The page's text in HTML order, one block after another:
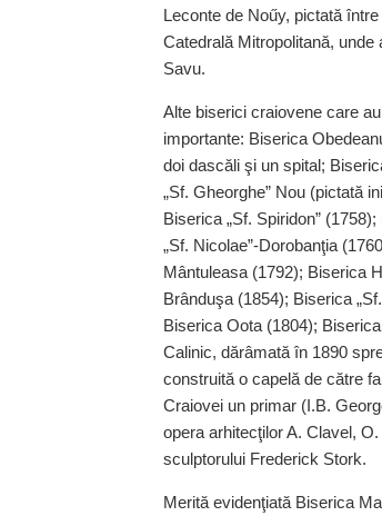
Leconte de Noűy, pictată
Catedrală Mitropolitană, unde
Savu.
Alte biserici craiovene care
importante: Biserica
doi dascăli şi un spital;
„Sf. Gheorghe” Nou (pictată
Biserica „Sf. Spiridon”
„Sf. Nicolae”-Dorobanţia
Mântuleasa (1792); Biserica
Brânduşa (1854); Biserica
Biserica Oota (1804);
Calinic, dărâmată în 1890
construită o capelă de către
Craiovei un primar (I.B.
opera arhitecţilor A. Clavel,
sculptorului Frederick Stork.
Merită evidenţiată Biserica